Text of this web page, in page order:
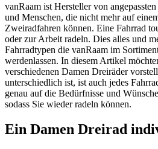
vanRaam ist Hersteller von
und Menschen, die nicht mehr auf
Zweiradfahren können. Eine Fahrrad
oder zur Arbeit radeln. Dies alles und
Fahrradtypen die vanRaam im
werdenlassen. In diesem Artikel
verschiedenen Damen Dreiräder
unterschiedlich ist, ist auch jedes
genau auf die Bedürfnisse und
sodass Sie wieder radeln können.
Ein Damen Dreirad